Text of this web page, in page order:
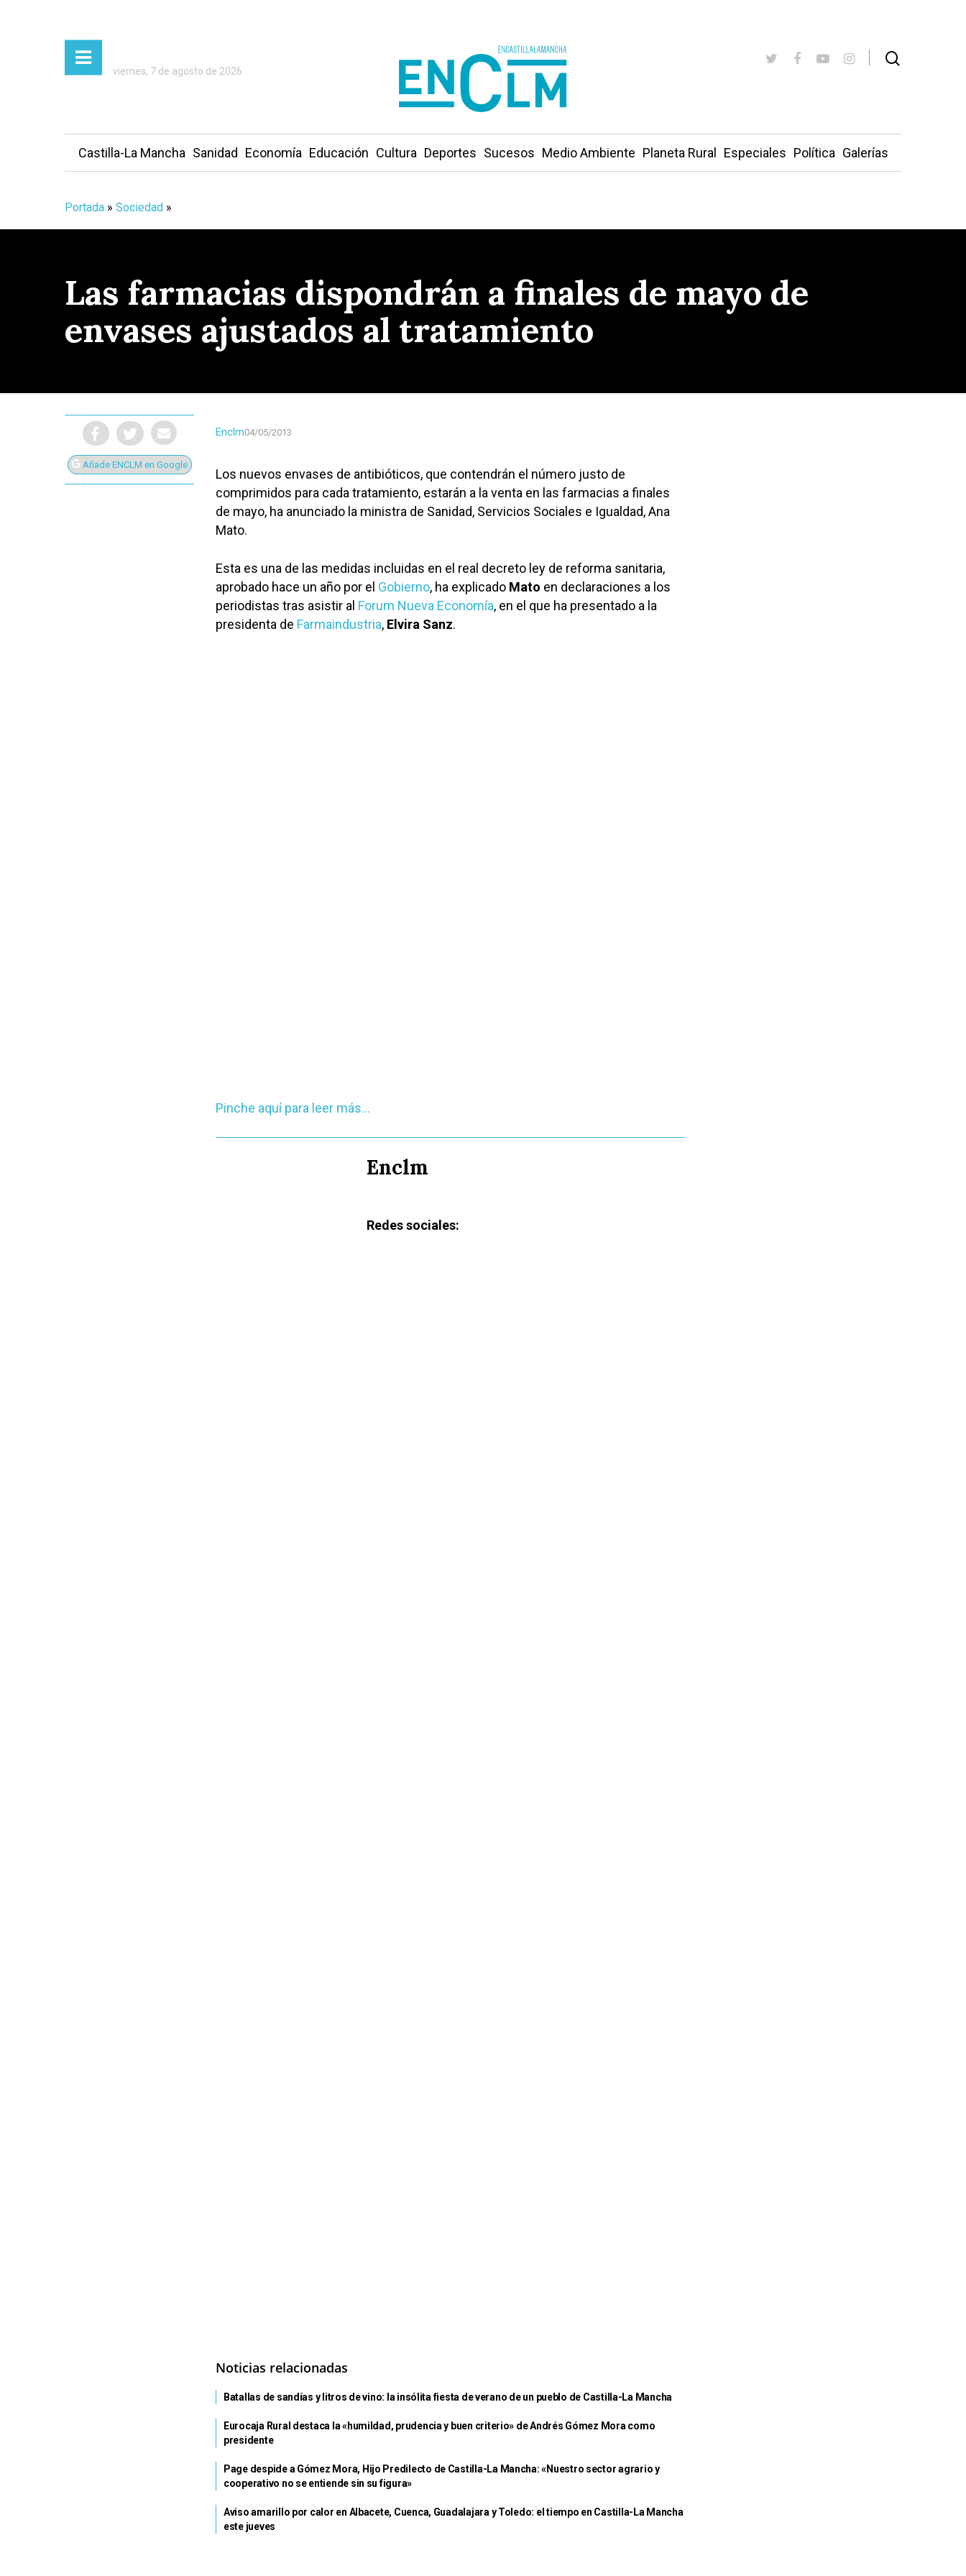
Presiona Intro para buscar o ESC para cerrar
viernes, 7 de agosto de 2026
Castilla-La Mancha Sanidad Economía Educación Cultura Deportes Sucesos Medio Ambiente Planeta Rural Especiales Política Galerías
Portada » Sociedad »
Las farmacias dispondrán a finales de mayo de
envases ajustados al tratamiento
Añade ENCLM en Google
Enclm04/05/2013
Los nuevos envases de antibióticos, que contendrán el número justo de
comprimidos para cada tratamiento, estarán a la venta en las farmacias a finales
de mayo, ha anunciado la ministra de Sanidad, Servicios Sociales e Igualdad, Ana
Mato.
Esta es una de las medidas incluidas en el real decreto ley de reforma sanitaria,
aprobado hace un año por el Gobierno, ha explicado Mato en declaraciones a los
periodistas tras asistir al Forum Nueva Economía, en el que ha presentado a la
presidenta de Farmaindustria, Elvira Sanz.
Pinche aquí para leer más…
Enclm
Redes sociales:
Noticias relacionadas
Batallas de sandías y litros de vino: la insólita fiesta de verano de un pueblo de Castilla-La Mancha
Eurocaja Rural destaca la «humildad, prudencia y buen criterio» de Andrés Gómez Mora como
presidente
Page despide a Gómez Mora, Hijo Predilecto de Castilla-La Mancha: «Nuestro sector agrario y
cooperativo no se entiende sin su figura»
Aviso amarillo por calor en Albacete, Cuenca, Guadalajara y Toledo: el tiempo en Castilla-La Mancha
este jueves